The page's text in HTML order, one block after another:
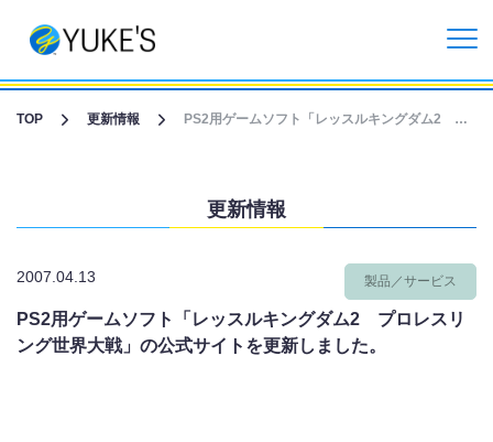
更新情報
CGライブ・XRメタバース制作
TOP 更新情報 PS2用ゲームソフト「レッスルキングダム2 プロレスリング世界大戦」の公式サイトを更新しました。
更新情報
2007.04.13 製品／サービス
PS2用ゲームソフト「レッスルキングダム2 プロレスリ
ング世界大戦」の公式サイトを更新しました。